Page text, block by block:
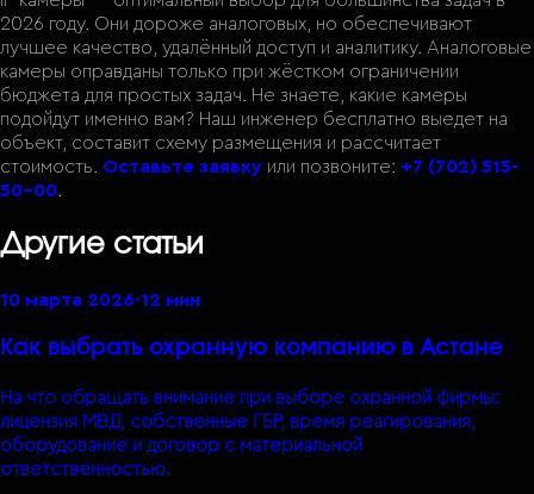
2026 году. Они дороже аналоговых, но обеспечивают
лучшее качество, удалённый доступ и аналитику. Аналоговые
камеры оправданы только при жёстком ограничении
бюджета для простых задач. Не знаете, какие камеры
подойдут именно вам? Наш инженер бесплатно выедет на
объект, составит схему размещения и рассчитает
стоимость. Оставьте заявку или позвоните: +7 (702) 515-
50-00.
Другие статьи
10 марта 2026·12 мин
Как выбрать охранную компанию в Астане
На что обращать внимание при выборе охранной фирмы:
лицензия МВД, собственные ГБР, время реагирования,
оборудование и договор с материальной
ответственностью.